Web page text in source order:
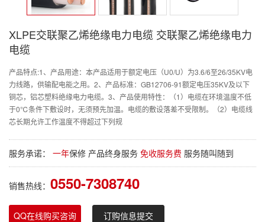
XLPE交联聚乙烯绝缘电力电缆 交联聚乙烯绝缘电力
电缆
产品特点:1、产品用途：本产品适用于额定电压（U0/U）为3.6/6至26/35KV电
力线路，供输配电能之用。2、产品标准：GB12706-91额定电压35KV及以下
铜芯，铝芯塑料绝缘电力电缆。3、产品使用特性：（1）电缆在环境温度不低
于0℃条件下敷设时，无须预先加温。电缆的敷设落差不受限制。（2）电缆线
芯长期允许工作温度不得超过下列规
服务承诺： 一年保修 产品终身服务 免收服务费 服务随叫随到
销售热线： 0550-7308740
QQ在线购买咨询 订购信息提交